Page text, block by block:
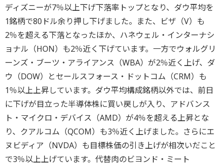
ディズニーが7％以上下げ下落率トップとなり、ダウ平均を
1銘柄で80ドル余り押し下げました。また、ビザ（V）も
2％を超える下落となったほか、ハネウェル・インターナシ
ョナル（HON）も2％近く下げています。一方でウォルグリ
ーンズ・ブーツ・アライアンス（WBA）が2％近く上げ、ダ
ウ（DOW）とセールスフォース・ドットコム（CRM）も
1％以上上昇しています。ダウ平均構成銘柄以外では、前日
に下げが目立った半導体株に買い戻しが入り、アドバンス
ト・マイクロ・デバイス（AMD）が4％を超える上昇とな
り、クアルコム（QCOM）も3％近く上げました。さらにエ
ヌビディア（NVDA）も目標株価の引き上げが相次いだこと
で3％以上上げています。代替肉のビヨンド・ミート